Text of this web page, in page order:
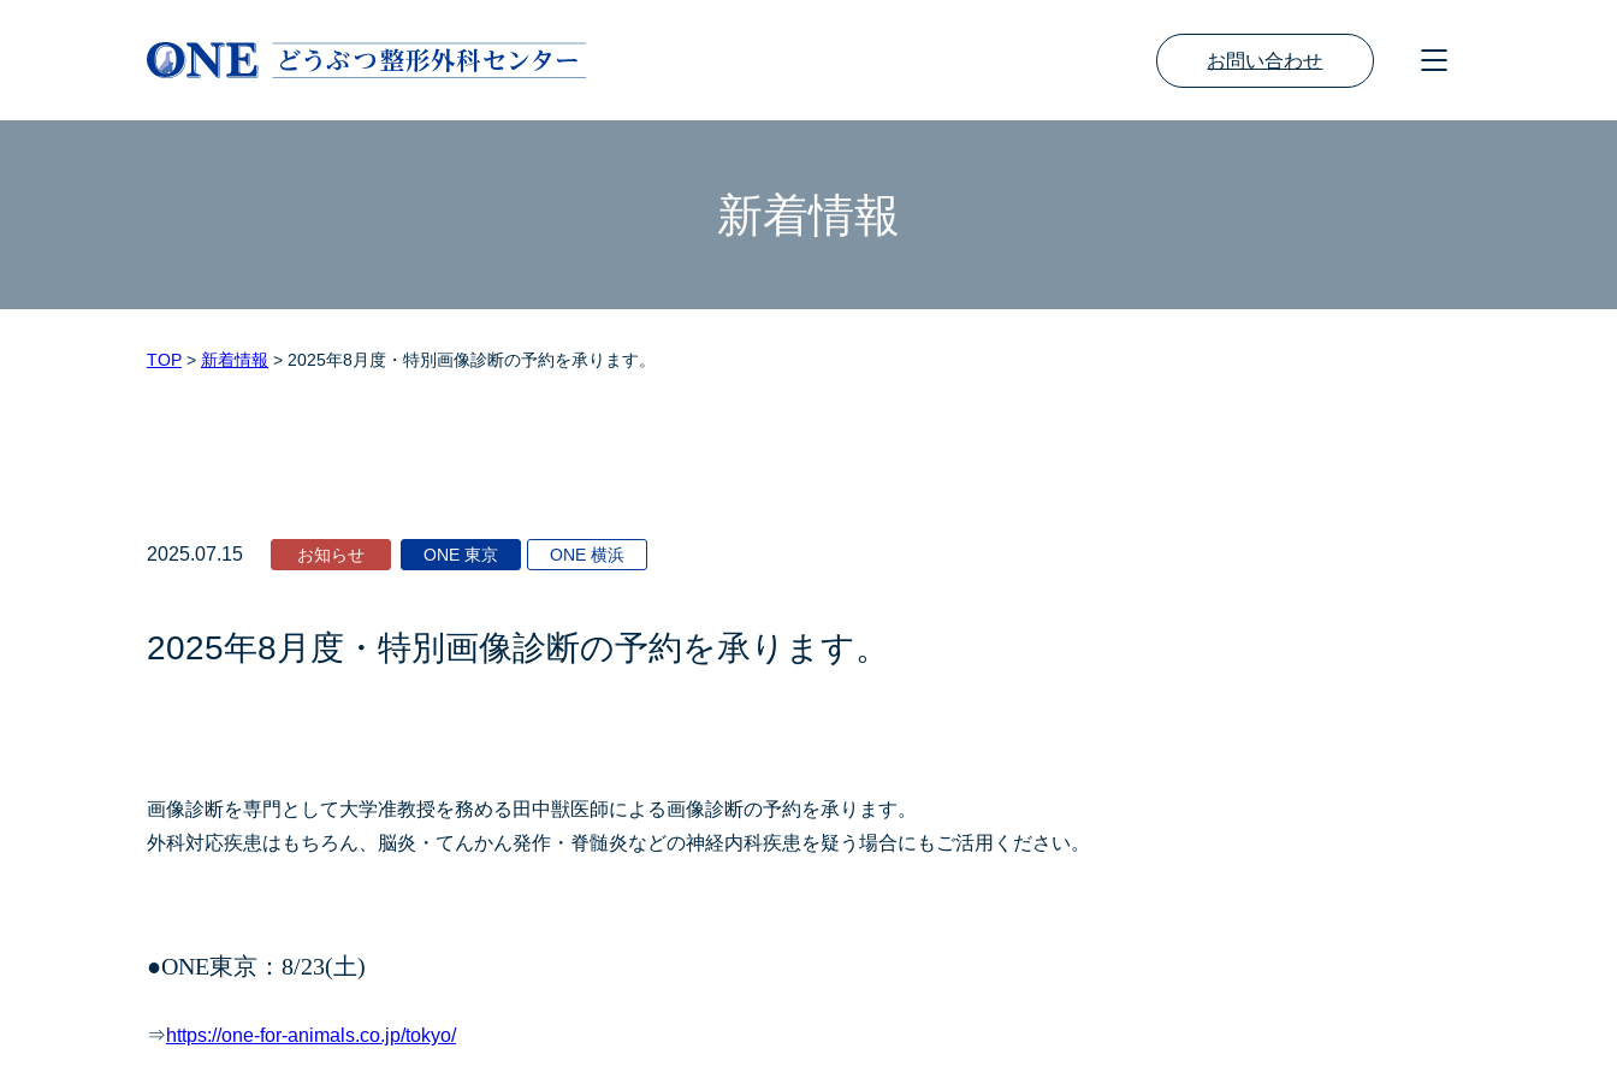
お問い合わせ
新着情報
TOP > 新着情報 > 2025年8月度・特別画像診断の予約を承ります。
2025.07.15 お知らせ ONE 東京 ONE 横浜
2025年8月度・特別画像診断の予約を承ります。
画像診断を専門として大学准教授を務める田中獣医師による画像診断の予約を承ります。
外科対応疾患はもちろん、脳炎・てんかん発作・脊髄炎などの神経内科疾患を疑う場合にもご活用ください。
●ONE東京：8/23(土)
⇒https://one-for-animals.co.jp/tokyo/